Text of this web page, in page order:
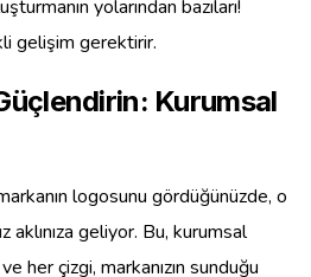
yolarından bazıları!
gelişim gerektirir.
Kurumsal
logosunu gördüğünüzde, o
aklınıza geliyor. Bu, kurumsal
her çizgi, markanızın sunduğu